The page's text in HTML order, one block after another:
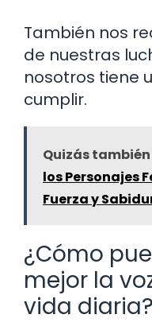
También nos
de nuestras
nosotros tiene
cumplir.
Quizás
los Personajes
Fuerza y
¿Cómo
mejor la
vida diaria?